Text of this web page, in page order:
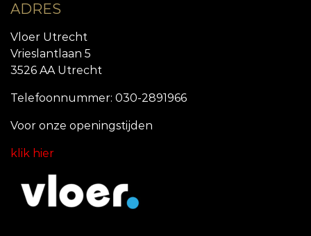
ADRES
Vloer Utrecht
Vrieslantlaan 5
3526 AA Utrecht
Telefoonnummer: 030-2891966
Voor onze openingstijden
klik hier